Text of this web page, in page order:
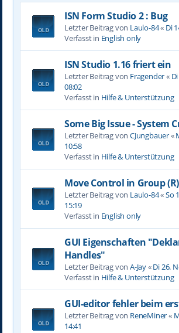
ISN Form Studio 2 : Bug
Letzter Beitrag von Laulo-84« Di
Verfasst in English only
ISN Studio 1.16 friert ein
Letzter Beitrag von Fragender«
08:02
Verfasst in Hilfe & Unterstützung
Some Big Issue - System
Letzter Beitrag von CJungbauer«
10:58
Verfasst in Hilfe & Unterstützung
Move Control in Group (R)
Letzter Beitrag von Laulo-84«So
15:19
Verfasst in English only
GUI Eigenschaften
Handles"
Letzter Beitrag von A-Jay«Di 26.
Verfasst in Hilfe & Unterstützung
GUI-editor fehler beim
Letzter Beitrag von ReneMiner«
14:41